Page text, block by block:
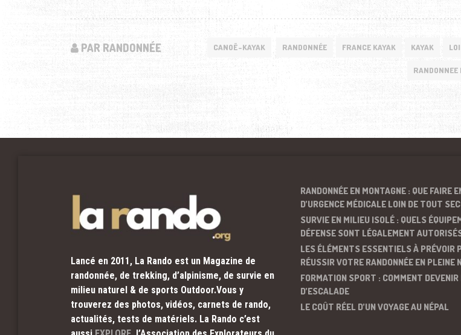
PAR RANDONNÉE CANOË-KAYAK RANDONNÉE FRANCE KAYAK KAYAK
RANDONNEE
Lancé en 2011, La Rando est un Magazine de
randonnée, de trekking, d’alpinisme, de survie en
milieu naturel & de sports Outdoor.Vous y
trouverez des photos, vidéos, carnets de rando,
actualités, tests de matériels. La Rando c’est
RANDONNÉE EN MONTAGNE : QUE FAIRE
D’URGENCE MÉDICALE LOIN DE TOUT
SURVIE EN MILIEU ISOLÉ : QUELS
DÉFENSE SONT LÉGALEMENT
LES ÉLÉMENTS ESSENTIELS À PRÉVOIR
RÉUSSIR VOTRE RANDONNÉE EN PLEINE
FORMATION SPORT : COMMENT
D’ESCALADE
LE COÛT RÉEL D’UN VOYAGE AU NÉPAL